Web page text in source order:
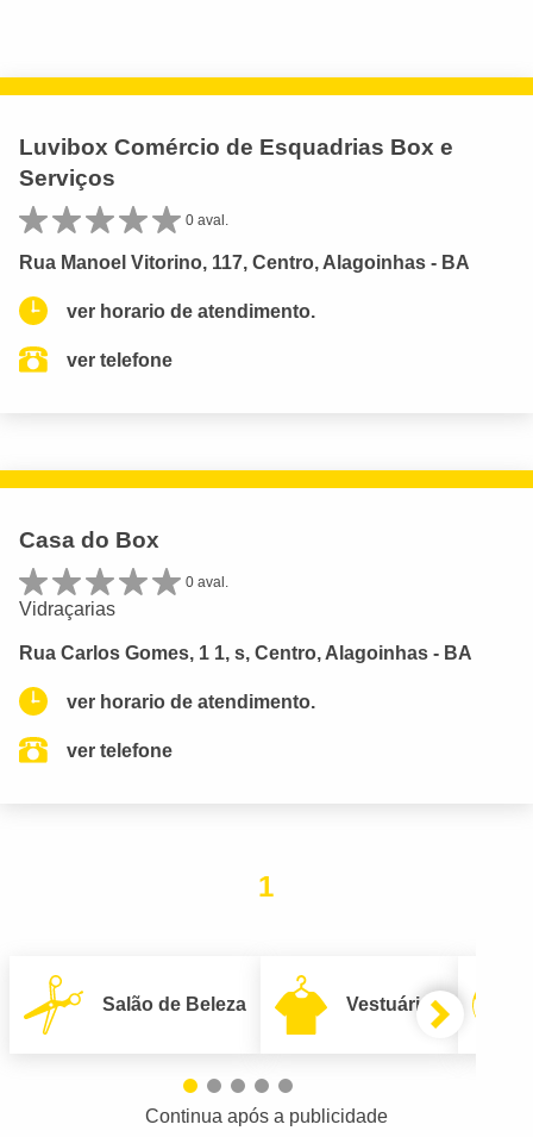
Luvibox Comércio de Esquadrias Box e
Serviços
0 aval.
Rua Manoel Vitorino, 117, Centro, Alagoinhas - BA
ver horario de atendimento.
ver telefone
Casa do Box
0 aval.
Vidraçarias
Rua Carlos Gomes, 1 1, s, Centro, Alagoinhas - BA
ver horario de atendimento.
ver telefone
1
Salão de Beleza Vestuário
Continua após a publicidade